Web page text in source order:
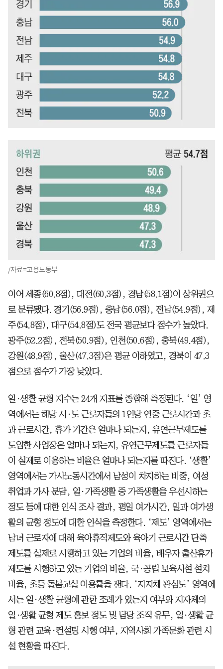
/자료=고용노동부
이어 세종(60.8점), 대전(60.3점), 경남(58.1점)이 상위권으
로 분류됐다. 경기(56.9점), 충남(56.0점), 전남(54.9점), 제
주(54.8점), 대구(54.8점)도 전국 평균보다 점수가 높았다.
광주(52.2점), 전북(50.9점), 인천(50.6점), 충북(49.4점),
강원(48.9점), 울산(47.3점)은 평균 이하였고, 경북이 47.3
점으로 점수가 가장 낮았다.
일·생활 균형 지수는 24개 지표를 종합해 측정된다. ‘일’ 영
역에서는 해당 시·도 근로자들의 1인당 연중 근로시간과 초
과 근로시간, 휴가 기간은 얼마나 되는지, 유연근무제도를
도입한 사업장은 얼마나 되는지, 유연근무제도를 근로자들
이 실제로 이용하는 비율은 얼마나 되는지를 따진다. ‘생활’
영역에서는 가사노동시간에서 남성이 차지하는 비중, 여성
취업과 가사 분담, 일·가족생활 중 가족생활을 우선시하는
정도 등에 대한 인식 조사 결과, 평일 여가시간, 일과 여가생
활의 균형 정도에 대한 인식을 측정한다. ‘제도’ 영역에서는
남녀 근로자에 대해 육아휴직제도와 육아기 근로시간 단축
제도를 실제로 시행하고 있는 기업의 비율, 배우자 출산휴가
제도를 시행하고 있는 기업의 비율, 국·공립 보육시설 설치
비율, 초등 돌봄교실 이용률을 잰다. ‘지자체 관심도’ 영역에
서는 일·생활 균형에 관한 조례가 있는지 여부와 지자체의
일·생활 균형 제도 홍보 정도 및 담당 조직 유무, 일·생활 균
형 관련 교육·컨설팅 시행 여부, 지역사회 가족문화 관련 시
설 현황을 따진다.